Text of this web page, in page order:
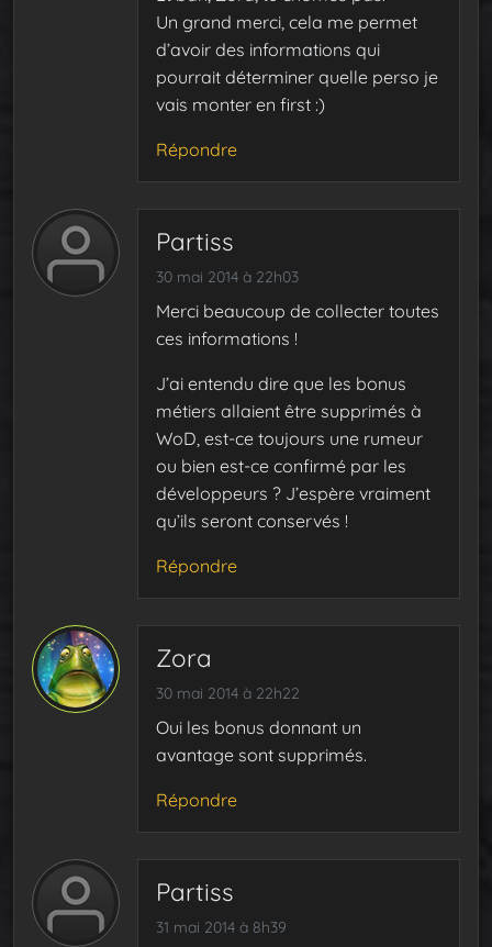
Un grand merci, cela me permet
d’avoir des informations qui
pourrait déterminer quelle perso je
vais monter en first :)
Répondre
Partiss
30 mai 2014 à 22h03
Merci beaucoup de collecter toutes
ces informations !
J’ai entendu dire que les bonus
métiers allaient être supprimés à
WoD, est-ce toujours une rumeur
ou bien est-ce confirmé par les
développeurs ? J’espère vraiment
qu’ils seront conservés !
Répondre
Zora
30 mai 2014 à 22h22
Oui les bonus donnant un
avantage sont supprimés.
Répondre
Partiss
31 mai 2014 à 8h39